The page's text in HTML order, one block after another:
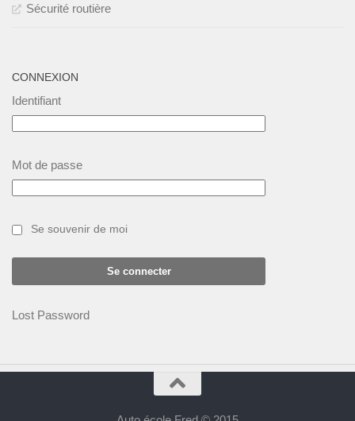
Sécurité routière
CONNEXION
Identifiant
Mot de passe
Se souvenir de moi
Lost Password